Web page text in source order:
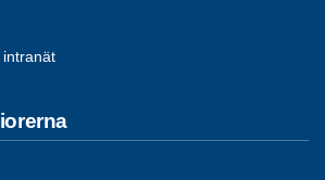
intranät